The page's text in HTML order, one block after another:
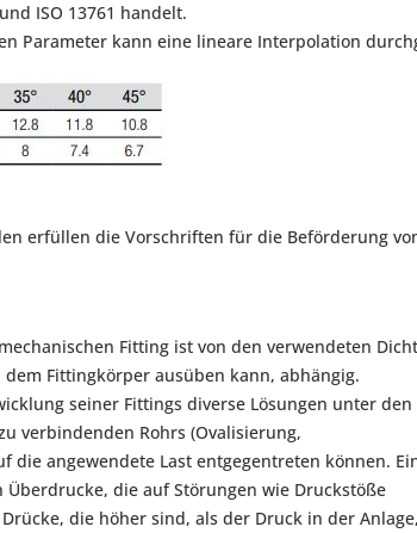
ISO 13761 handelt.
Parameter kann eine lineare Interpolation
erfüllen die Vorschriften für die Beförderung
Fitting ist von den verwendeten
Fittingkörper ausüben kann, abhängig.
seiner Fittings diverse Lösungen unter
verbindenden Rohrs (Ovalisierung,
die angewendete Last entgegentreten können.
die auf Störungen wie Druckstöße
die höher sind, als der Druck in der